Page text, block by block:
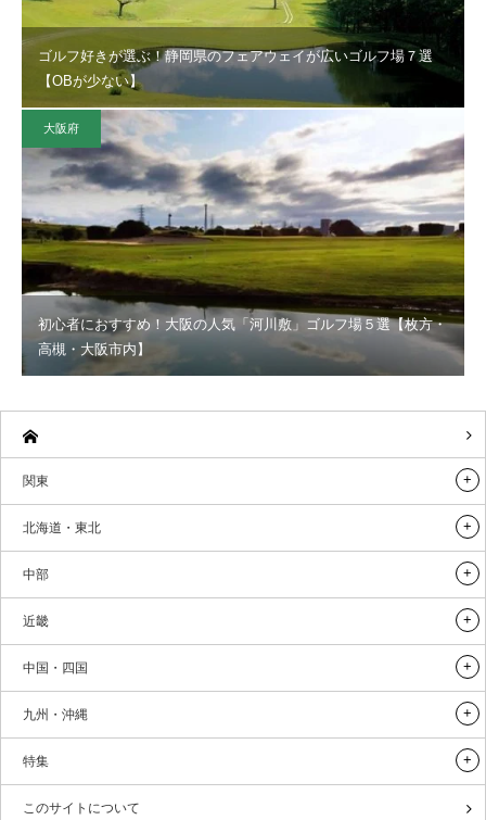
ゴルフ好きが選ぶ！静岡県のフェアウェイが広いゴルフ場７選
【OBが少ない】
大阪府
初心者におすすめ！大阪の人気「河川敷」ゴルフ場５選【枚方・
高槻・大阪市内】
関東
北海道・東北
中部
近畿
中国・四国
九州・沖縄
特集
このサイトについて